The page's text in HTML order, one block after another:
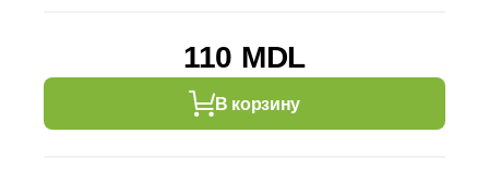
110 MDL
В корзину